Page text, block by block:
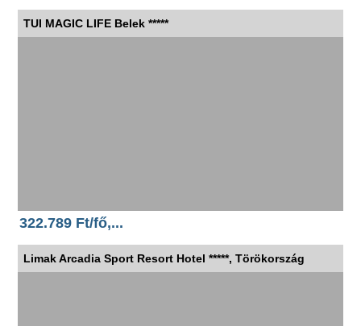
TUI MAGIC LIFE Belek *****
322.789 Ft/fő,...
Limak Arcadia Sport Resort Hotel *****, Törökország